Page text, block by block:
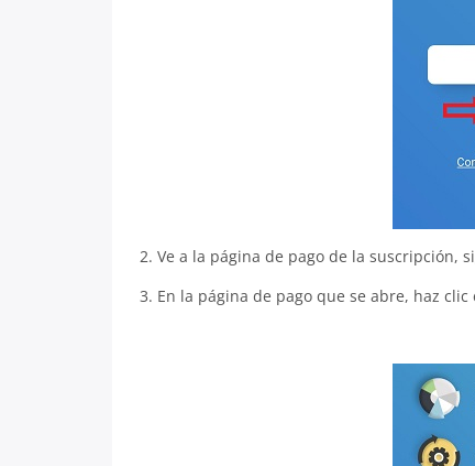
2. Ve a la página de pago de la suscripción,
3. En la página de pago que se abre, haz clic